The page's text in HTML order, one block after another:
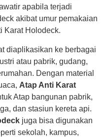
apabila terjadi
akibat umur pemakaian
Karat Holodeck.
diaplikasikan ke berbagai
atau pabrik, gudang,
Dengan material
Atap Anti Karat
Atap bangunan pabrik,
dan stasiun kereta api.
juga bisa digunakan
sekolah, kampus,